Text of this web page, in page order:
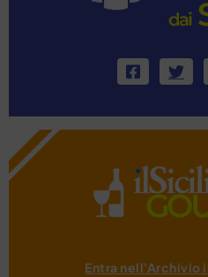
Entra nell'Archivio